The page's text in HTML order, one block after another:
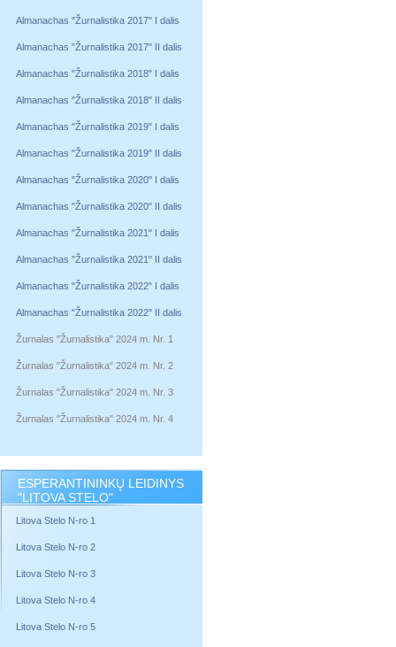
Almanachas "Žurnalistika 2017" I dalis
Almanachas "Žurnalistika 2017" II dalis
Almanachas "Žurnalistika 2018" I dalis
Almanachas "Žurnalistika 2018" II dalis
Almanachas "Žurnalistika 2019" I dalis
Almanachas "Žurnalistika 2019" II dalis
Almanachas "Žurnalistika 2020" I dalis
Almanachas "Žurnalistika 2020" II dalis
Almanachas "Žurnalistika 2021" I dalis
Almanachas "Žurnalistika 2021" II dalis
Almanachas "Žurnalistika 2022" I dalis
Almanachas "Žurnalistika 2022" II dalis
Žurnalas "Žurnalistika" 2024 m. Nr. 1
Žurnalas "Žurnalistika" 2024 m. Nr. 2
Žurnalas "Žurnalistika" 2024 m. Nr. 3
Žurnalas "Žurnalistika" 2024 m. Nr. 4
ESPERANTININKŲ LEIDINYS
"LITOVA STELO"
Litova Stelo N-ro 1
Litova Stelo N-ro 2
Litova Stelo N-ro 3
Litova Stelo N-ro 4
Litova Stelo N-ro 5